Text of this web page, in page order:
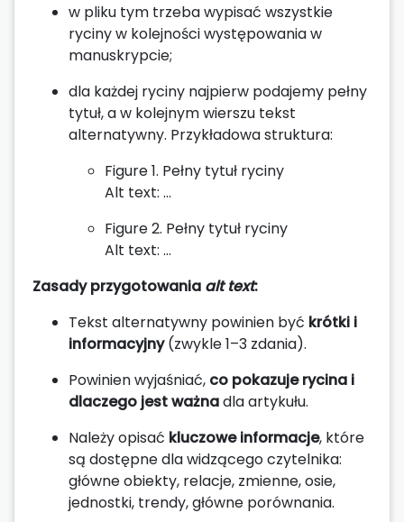
w pliku tym trzeba wypisać wszystkie
ryciny w kolejności występowania w
manuskrypcie;
dla każdej ryciny najpierw podajemy pełny
tytuł, a w kolejnym wierszu tekst
alternatywny. Przykładowa struktura:
Figure 1. Pełny tytuł ryciny
Alt text: …
Figure 2. Pełny tytuł ryciny
Alt text: …
Zasady przygotowania alt text:
Tekst alternatywny powinien być krótki i
informacyjny(zwykle 1–3 zdania).
Powinien wyjaśniać, co pokazuje rycina i
dlaczego jest ważnadla artykułu.
Należy opisać kluczowe informacje, które
są dostępne dla widzącego czytelnika:
główne obiekty, relacje, zmienne, osie,
jednostki, trendy, główne porównania.